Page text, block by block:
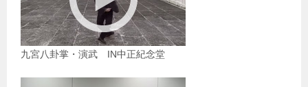
九宮八卦掌・演武 IN中正紀念堂